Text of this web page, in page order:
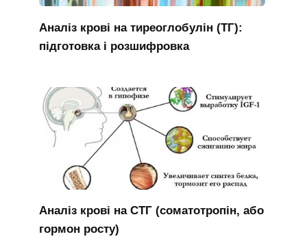
Аналіз крові на тиреоглобулін (ТГ):
підготовка і розшифровка
Аналіз крові на СТГ (соматотропін, або
гормон росту)